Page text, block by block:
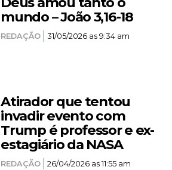
mundo – João 3,16-18
REDAÇÃO 31/05/2026 as 9:34 am
Atirador que tentou
invadir evento com
Trump é professor e ex-
estagiário da NASA
REDAÇÃO 26/04/2026 as 11:55 am